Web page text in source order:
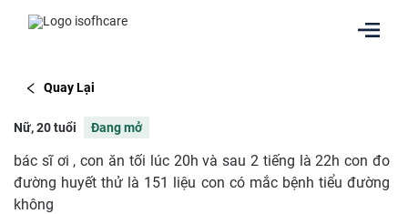
Quay Lại
Nữ, 20 tuổi Đang mở
bác sĩ ơi , con ăn tối lúc 20h và sau 2 tiếng là 22h con đo
đường huyết thử là 151 liệu con có mắc bệnh tiểu đường
không